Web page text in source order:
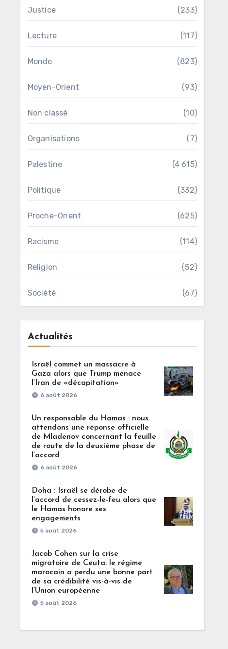
Justice (233)
Lecture (117)
Monde (823)
Moyen-Orient (93)
Non classé (10)
Organisations (7)
Palestine (4 615)
Politique (332)
Proche-Orient (625)
Racisme (114)
Religion (52)
Société (67)
Actualités
Israël commet un massacre à
Gaza alors que Trump menace
l’Iran de «décapitation»
6 août 2026
Un responsable du Hamas : nous
attendons une réponse officielle
de Mladenov concernant la feuille
de route de la deuxième phase de
l’accord
6 août 2026
Doha : Israël se dérobe de
l’accord de cessez-le-feu alors que
le Hamas honore ses
engagements
5 août 2026
Jacob Cohen sur la crise
migratoire de Ceuta: le régime
marocain a perdu une bonne part
de sa crédibilité vis-à-vis de
l’Union européenne
5 août 2026